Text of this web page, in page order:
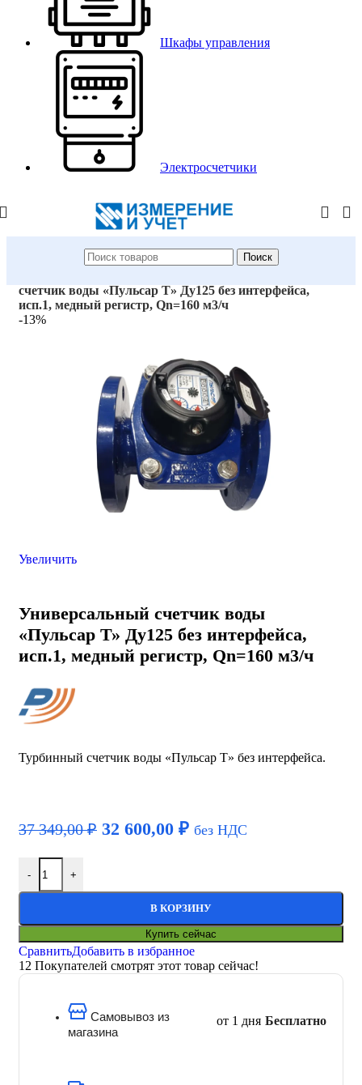
Шкафы управления
Электросчетчики
Поиск
счетчик воды «Пульсар Т» Ду125 без интерфейса,
исп.1, медный регистр, Qn=160 м3/ч
-13%
Увеличить
Универсальный счетчик воды
«Пульсар Т» Ду125 без интерфейса,
исп.1, медный регистр, Qn=160 м3/ч
Турбинный счетчик воды «Пульсар Т» без интерфейса.
37 349,00₽ 32 600,00 ₽ без НДС
- +
В КОРЗИНУ
Купить сейчас
СравнитьДобавить в избранное
12 Покупателей смотрят этот товар сейчас!
Самовывоз из
магазина
от 1 дня Бесплатно